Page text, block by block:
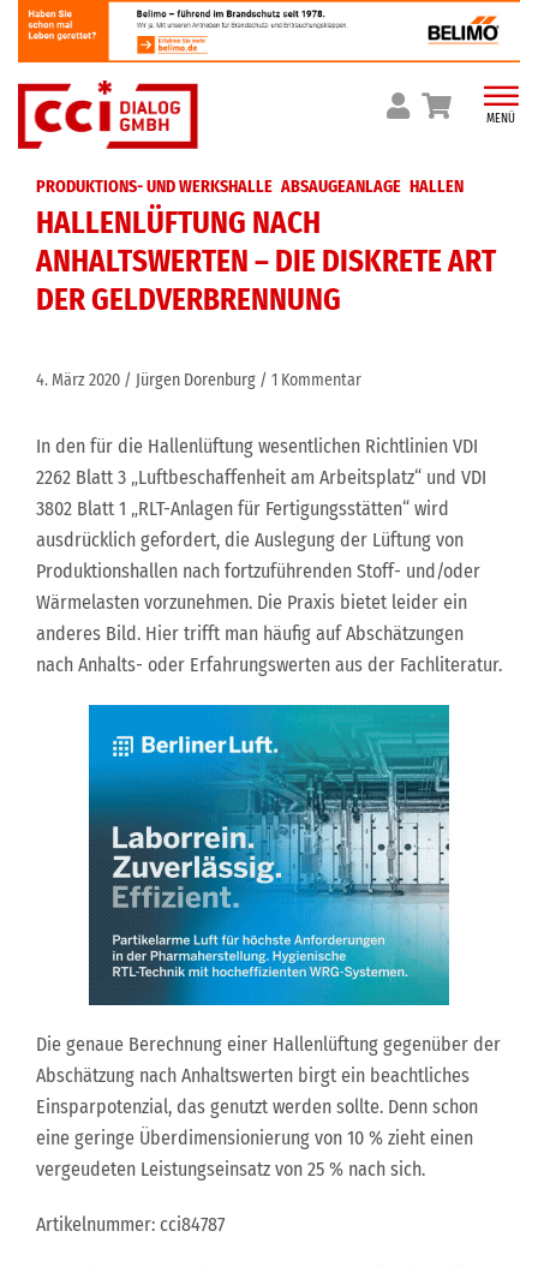
Skip
to
content
MENÜ
PRODUKTIONS- UND WERKSHALLE ABSAUGEANLAGE HALLEN
HALLENLÜFTUNG NACH
ANHALTSWERTEN – DIE DISKRETE ART
DER GELDVERBRENNUNG
4. März 2020 Jürgen Dorenburg 1 Kommentar
In den für die Hallenlüftung wesentlichen Richtlinien VDI
2262 Blatt 3 „Luftbeschaffenheit am Arbeitsplatz“ und VDI
3802 Blatt 1 „RLT-Anlagen für Fertigungsstätten“ wird
ausdrücklich gefordert, die Auslegung der Lüftung von
Produktionshallen nach fortzuführenden Stoff- und/oder
Wärmelasten vorzunehmen. Die Praxis bietet leider ein
anderes Bild. Hier trifft man häufig auf Abschätzungen
nach Anhalts- oder Erfahrungswerten aus der Fachliteratur.
Die genaue Berechnung einer Hallenlüftung gegenüber der
Abschätzung nach Anhaltswerten birgt ein beachtliches
Einsparpotenzial, das genutzt werden sollte. Denn schon
eine geringe Überdimensionierung von 10 % zieht einen
vergeudeten Leistungseinsatz von 25 % nach sich.
Artikelnummer: cci84787